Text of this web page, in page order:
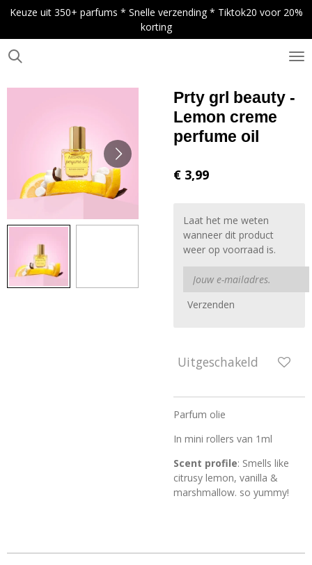
Ga
naar
de
Keuze uit 350+ parfums * Snelle verzending * Tiktok20 voor 20%
korting
Prty grl beauty -
Lemon creme
perfume oil
€ 3,99
Laat het me weten
wanneer dit product
weer op voorraad is.
Verzenden
Uitgeschakeld
Parfum olie
In mini rollers van 1ml
Scent profile: Smells like
citrusy lemon, vanilla &
marshmallow. so yummy!